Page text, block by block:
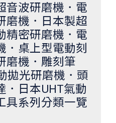
音波研磨機．電
磨機．日本製超
精密研磨機．電
．桌上型電動刻
磨機．雕刻筆
拋光研磨機．頭
．日本UHT氣動
具系列分類一覽